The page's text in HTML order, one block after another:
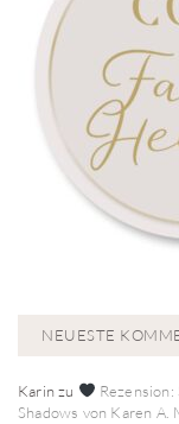
NEUESTE
Karinzu
Shadows von Karen A.